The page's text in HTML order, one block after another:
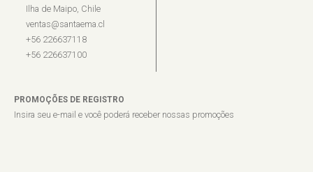
Ilha de Maipo, Chile
ventas@santaema.cl
+56 226637118
+56 226637100
PROMOÇÕES DE REGISTRO
Insira seu e-mail e você poderá receber nossas promoções